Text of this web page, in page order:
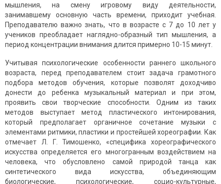
мышления, на смену игровому виду деятельности,
занимавшему основную часть времени, приходит учебная.
Преподавателю важно знать, что в возрасте с 7 до 10 лет у
учеников преобладает наглядно-образный тип мышления, а
период концентрации внимания длится примерно 10-15 минут.
Учитывая психологические особенности раннего школьного
возраста, перед преподавателем стоит задача грамотного
подбора методов обучения, которые позволят доходчиво
донести до ребенка музыкальный материал и при этом,
проявить свои творческие способности. Одним из таких
методов выступает метод пластического интонирования,
который предполагает органичное сочетание музыки с
элементами ритмики, пластики и простейшей хореографии. Как
отмечает Л. Г. Тимошенко, «специфика хореографического
искусства определяется его многогранным воздействием на
человека, что обусловлено самой природой танца как
синтетического вида искусства, объединяющим
биологические, психологические, социо-культурные,